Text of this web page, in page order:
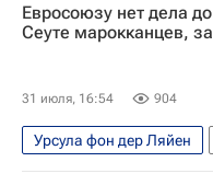
Антониу Кошта
Евросоюзу нет дела
Сеуте марокканцев,
31 июля, 16:54 904
Урсула фон дер Ляйен
Сеута
Россия